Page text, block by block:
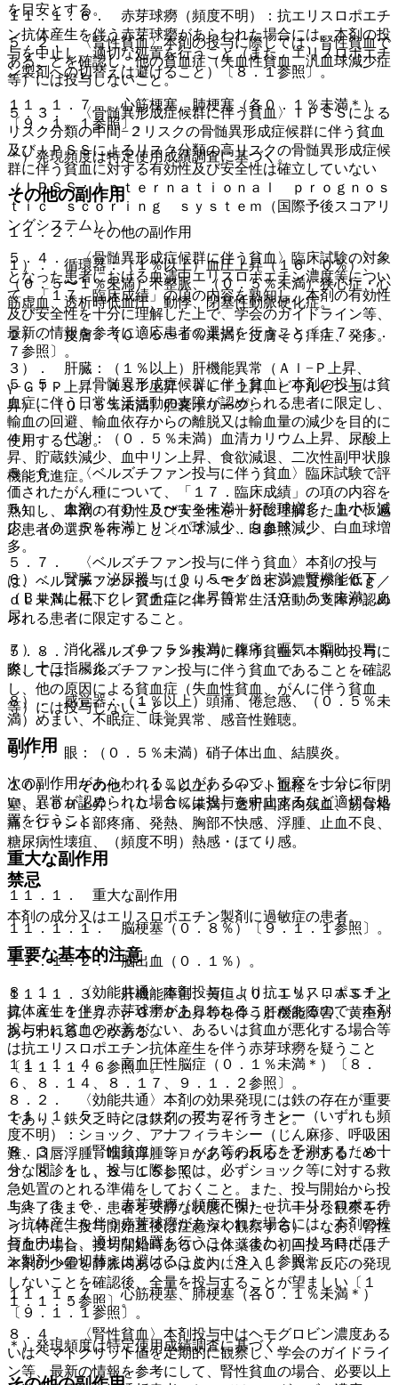
１１．１．６． 赤芽球癆（頻度不明）：抗エリスロポエチ
ン抗体産生を伴う赤芽球癆があらわれた場合には、本剤の投
与を中止し、適切な処置を行うこと（また、エリスロポエチ
ン製剤への切替えは避けること）〔８．１参照〕。
１１．１．７． 心筋梗塞、肺梗塞（各０．１％未満＊）
〔９．１．１参照〕。
＊）発現頻度は特定使用成績調査に基づく。
その他の副作用
１１．２． その他の副作用
１）． 循環器：（１％以上）血圧上昇（１６．０％）、
（０．５〜１％未満）不整脈、（０．５％未満）狭心症・心
筋虚血、透析時低血圧、動悸、閉塞性動脈硬化症。
２）． 皮膚：（０．５〜１％未満）皮膚そう痒症、発疹。
３）． 肝臓：（１％以上）肝機能異常（Ａｌ−Ｐ上昇、
γ−ＧＴＰ上昇、ＡＳＴ上昇、ＡＬＴ上昇、ビリルビン上
昇）、（０．５％未満）胆嚢ポリープ。
４）． 代謝：（０．５％未満）血清カリウム上昇、尿酸上
昇、貯蔵鉄減少、血中リン上昇、食欲減退、二次性副甲状腺
機能亢進症。
５）． 血液：（０．５〜１％未満）好酸球増多、血小板減
少、（０．５％未満）リンパ球減少、白血球減少、白血球増
多。
６）． 腎臓・泌尿器：（０．５〜１％未満）腎機能低下
（ＢＵＮ上昇、クレアチニン上昇等）、（０．５％未満）血
尿。
７）． 消化器：（０．５％未満）腹痛、嘔気・嘔吐、胃
炎、十二指腸炎。
８）． 感覚器：（１％以上）頭痛、倦怠感、（０．５％未
満）めまい、不眠症、味覚異常、感音性難聴。
９）． 眼：（０．５％未満）硝子体出血、結膜炎。
１０）． その他：（１％以上）シャント血栓・シャント閉
塞、ＬＤＨ上昇、（０．５％未満）透析回路内残血、筋骨格
痛、シャント部疼痛、発熱、胸部不快感、浮腫、止血不良、
糖尿病性壊疽、（頻度不明）熱感・ほてり感。
禁忌
本剤の成分又はエリスロポエチン製剤に過敏症の患者。
重要な基本的注意
８．１． 〈効能共通〉本剤投与により抗エリスロポエチン
抗体産生を伴う赤芽球癆があらわれることがあるので、本剤
投与中に貧血の改善がない、あるいは貧血が悪化する場合等
は抗エリスロポエチン抗体産生を伴う赤芽球癆を疑うこと
〔１１．１．６参照〕。
８．２． 〈効能共通〉本剤の効果発現には鉄の存在が重要
であり、鉄欠乏時には鉄剤の投与を行うこと。
８．３． 〈腎性貧血〉ショック等の反応を予測するため十
分な問診をし、投与に際しては、必ずショック等に対する救
急処置のとれる準備をしておくこと。また、投与開始から投
与終了後まで、患者を安静な状態に保たせ、十分な観察を行
う（特に、投与開始直後は注意深く観察する）。なお、腎性
貧血の場合、投与開始時あるいは休薬後の初回投与時には、
本剤の少量を静脈内あるいは皮内に注入し、異常反応の発現
しないことを確認後、全量を投与することが望ましい〔１
１．１．５参照〕。
８．４． 〈腎性貧血〉本剤投与中はヘモグロビン濃度ある
いはヘマトクリット値を定期的に観察し、学会のガイドライ
ン等、最新の情報を参考にして、腎性貧血の場合、必要以上
を目安とする。
５．２． 〈腎性貧血〉本剤の投与に際しては、腎性貧血で
あることを確認し、他の貧血症（失血性貧血、汎血球減少症
等）には投与しないこと。
５．３． 〈骨髄異形成症候群に伴う貧血〉ＩＰＳＳによる
リスク分類の中間−２リスクの骨髄異形成症候群に伴う貧血
及びＩＰＳＳによるリスク分類の高リスクの骨髄異形成症候
群に伴う貧血に対する有効性及び安全性は確立していない
（ＩＰＳＳ：Ｉｎｔｅｒｎａｔｉｏｎａｌ ｐｒｏｇｎｏｓ
ｔｉｃ ｓｃｏｒｉｎｇ ｓｙｓｔｅｍ（国際予後スコアリ
ングシステム））。
５．４． 〈骨髄異形成症候群に伴う貧血〉臨床試験の対象
となった患者における血清中エリスロポエチン濃度等につい
て、「１７．臨床成績」の項の内容を熟知し、本剤の有効性
及び安全性を十分に理解した上で、学会のガイドライン等、
最新の情報を参考に適応患者の選択を行うこと〔１７．１．
７参照〕。
５．５． 〈骨髄異形成症候群に伴う貧血〉本剤の投与は貧
血症に伴う日常生活活動の支障が認められる患者に限定し、
輸血の回避、輸血依存からの離脱又は輸血量の減少を目的に
使用すること。
５．６． 〈ベルズチファン投与に伴う貧血〉臨床試験で評
価されたがん種について、「１７．臨床成績」の項の内容を
熟知し、本剤の有効性及び安全性を十分に理解した上で、適
応患者の選択を行うこと〔１７．１．８参照〕。
５．７． 〈ベルズチファン投与に伴う貧血〉本剤の投与
は、ベルズチファン投与によりヘモグロビン濃度が１０ｇ／
ｄＬ未満に低下し、貧血症に伴う日常生活活動の支障が認め
られる患者に限定すること。
５．８． 〈ベルズチファン投与に伴う貧血〉本剤の投与に
際しては、ベルズチファン投与に伴う貧血であることを確認
し、他の原因による貧血症（失血性貧血、がんに伴う貧血
等）には投与しないこと。
副作用
次の副作用があらわれることがあるので、観察を十分に行
い、異常が認められた場合には投与を中止するなど適切な処
置を行うこと。
重大な副作用
１１．１． 重大な副作用
１１．１．１． 脳梗塞（０．８％）〔９．１．１参照〕。
１１．１．２． 脳出血（０．１％）。
１１．１．３． 肝機能障害、黄疸（０．１％）：ＡＳＴ上
昇、ＡＬＴ上昇、γ−ＧＴＰ上昇等を伴う肝機能障害、黄疸が
あらわれることがある。
１１．１．４． 高血圧性脳症（０．１％未満＊）〔８．
６、８．１４、８．１７、９．１．２参照〕。
１１．１．５． ショック、アナフィラキシー（いずれも頻
度不明）：ショック、アナフィラキシー（じん麻疹、呼吸困
難、口唇浮腫、咽頭浮腫等）があらわれることがある〔８．
３、８．１１、８．１５参照〕。
１１．１．６． 赤芽球癆（頻度不明）：抗エリスロポエチ
ン抗体産生を伴う赤芽球癆があらわれた場合には、本剤の投
与を中止し、適切な処置を行うこと（また、エリスロポエチ
ン製剤への切替えは避けること）〔８．１参照〕。
１１．１．７． 心筋梗塞、肺梗塞（各０．１％未満＊）
〔９．１．１参照〕。
＊）発現頻度は特定使用成績調査に基づく。